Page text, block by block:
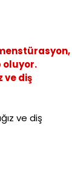
oluyor.
ve diş
ve diş